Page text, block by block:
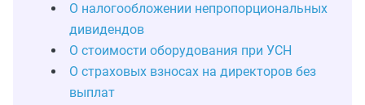
О налогообложении непропорциональных
дивидендов
О стоимости оборудования при УСН
О страховых взносах на директоров без
выплат